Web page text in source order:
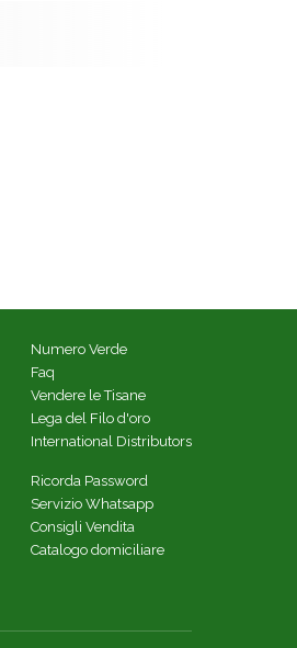
Numero Verde
Faq
Vendere le Tisane
Lega del Filo d'oro
International Distributors
Ricorda Password
Servizio Whatsapp
Consigli Vendita
Catalogo domiciliare